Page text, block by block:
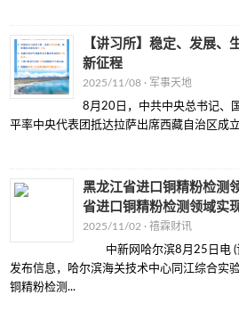
【讲习所】稳定、发展、
新征程
2025/11/08 · 军事天地
8月20日，中共中央总书记、
平率中央代表团抵达拉萨出席西藏自治区成
黑龙江省进口铜精粉检测
省进口铜精粉检测领域实
2025/11/02 ·禧霖财讯
中新网哈尔滨8月25日电 (
发布信息，哈尔滨海关技术中心同江综合实
铜精粉检测...